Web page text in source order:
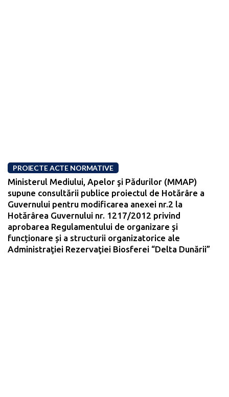
PROIECTE ACTE NORMATIVE
Ministerul Mediului, Apelor şi Pădurilor (MMAP)
supune consultării publice proiectul de Hotărâre a
Guvernului pentru modificarea anexei nr.2 la
Hotărârea Guvernului nr. 1217/2012 privind
aprobarea Regulamentului de organizare şi
funcționare și a structurii organizatorice ale
Administraţiei Rezervaţiei Biosferei “Delta Dunării”